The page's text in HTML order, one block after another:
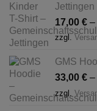
Jettingen
17,00 € –
zzgl.
GMS
33,00 € –
zzgl.